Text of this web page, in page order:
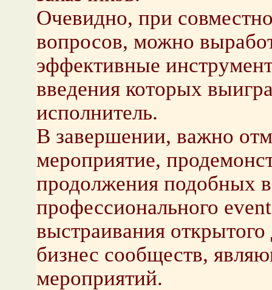
Очевидно, при
вопросов, можно
эффективные
введения которых
исполнитель.
В завершении, важно
мероприятие,
продолжения подобных
профессионального
выстраивания
бизнес сообществ,
мероприятий.